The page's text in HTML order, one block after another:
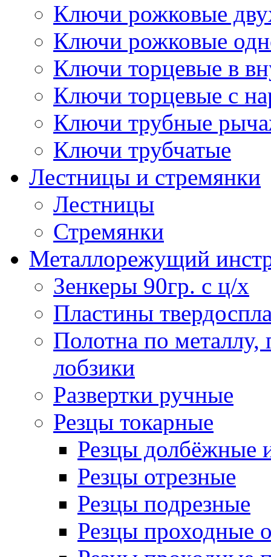
Ключи рожковые
Ключи рожковые
Ключи торцевые в
Ключи торцевые с
Ключи трубные
Ключи трубчатые
Лестницы и стремянки
Лестницы
Стремянки
Металлорежущий
Зенкеры 90гр. с ц/х
Пластины
Полотна по
лобзики
Развертки ручные
Резцы токарные
Резцы долбёжные
Резцы отрезные
Резцы подрезные
Резцы проходные